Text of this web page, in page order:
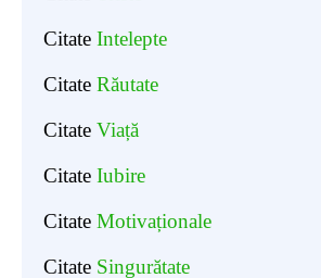
Citate Intelepte
Citate Răutate
Citate Viață
Citate Iubire
Citate Motivaționale
Citate Singurătate